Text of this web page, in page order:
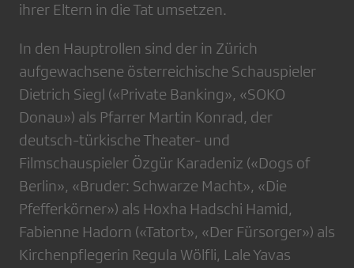
ihrer Eltern in die Tat umsetzen.
In den Hauptrollen sind der in Zürich
aufgewachsene österreichische Schauspieler
Dietrich Siegl («Private Banking», «SOKO
Donau») als Pfarrer Martin Konrad, der
deutsch-türkische Theater- und
Filmschauspieler Özgür Karadeniz («Dogs of
Berlin», «Bruder: Schwarze Macht», «Die
Pfefferkörner») als Hoxha Hadschi Hamid,
Fabienne Hadorn («Tatort», «Der Fürsorger») als
Kirchenpflegerin Regula Wölfli, Lale Yavas